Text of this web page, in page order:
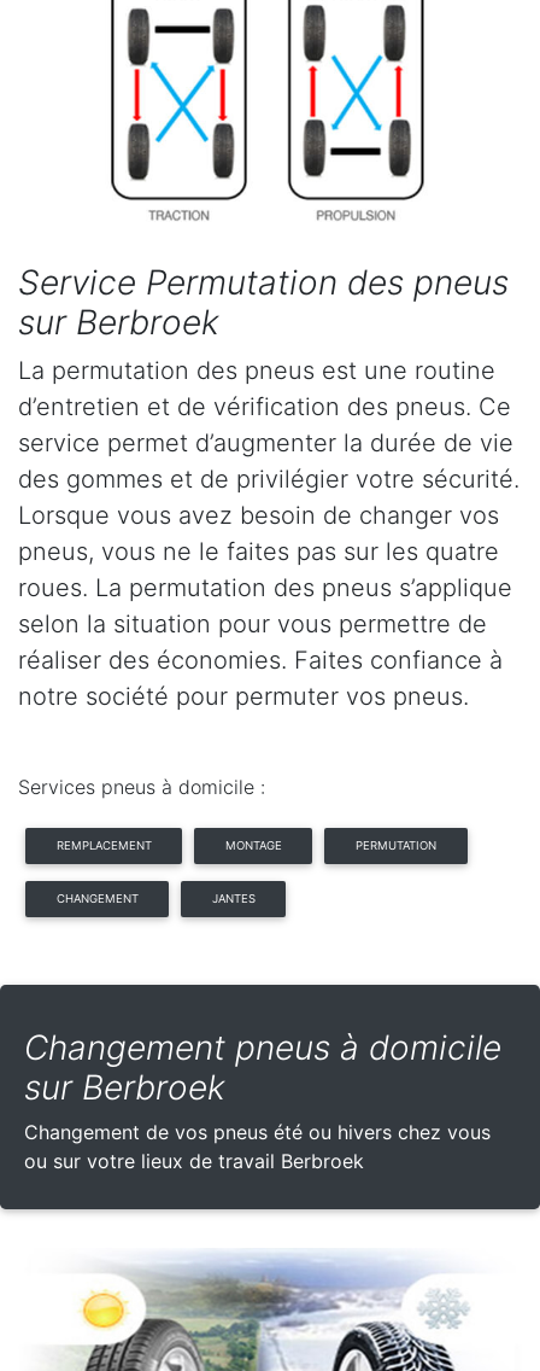
Service Permutation des pneus
sur Berbroek
La permutation des pneus est une routine
d’entretien et de vérification des pneus. Ce
service permet d’augmenter la durée de vie
des gommes et de privilégier votre sécurité.
Lorsque vous avez besoin de changer vos
pneus, vous ne le faites pas sur les quatre
roues. La permutation des pneus s’applique
selon la situation pour vous permettre de
réaliser des économies. Faites confiance à
notre société pour permuter vos pneus.
Services pneus à domicile :
REMPLACEMENT MONTAGE PERMUTATION
CHANGEMENT JANTES
Changement pneus à domicile
sur Berbroek
Changement de vos pneus été ou hivers chez vous
ou sur votre lieux de travail Berbroek